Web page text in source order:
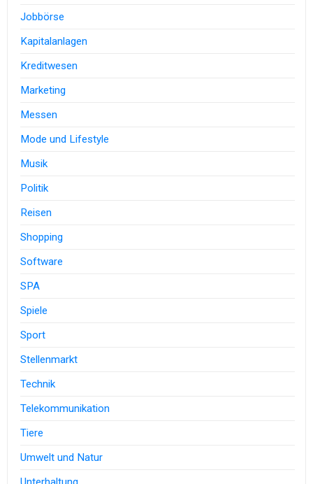
Jobbörse
Kapitalanlagen
Kreditwesen
Marketing
Messen
Mode und Lifestyle
Musik
Politik
Reisen
Shopping
Software
SPA
Spiele
Sport
Stellenmarkt
Technik
Telekommunikation
Tiere
Umwelt und Natur